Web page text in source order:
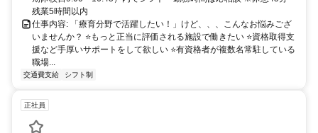
残業5時間以内
仕事内容: 「療育分野で活躍したい！」けど、、、こんなお悩みござ
いませんか？ ⭐もっと正当に評価される施設で働きたい ⭐資格取得支
援など手厚いサポートをして欲しい ⭐有資格者が複数名常駐している
職場...
交通費支給 シフト制
正社員